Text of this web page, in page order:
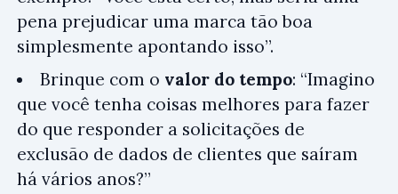
pena prejudicar uma marca tão boa
simplesmente apontando isso”.
Brinque com o valor do tempo: “Imagino
que você tenha coisas melhores para fazer
do que responder a solicitações de
exclusão de dados de clientes que saíram
há vários anos?”